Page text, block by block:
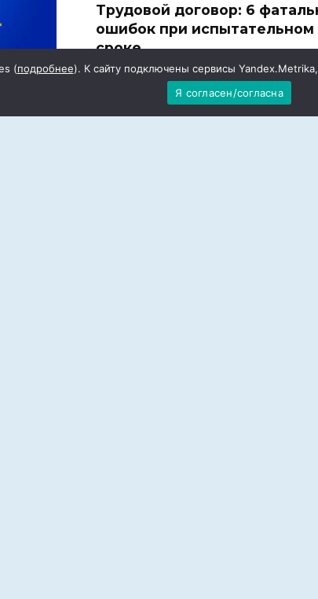
Трудовой договор: 6
ошибок при испытательном
сроке
Испытательный срок — удобный
инструмент для работодателя.
(подробнее). К сайту подключены сервисы
Я согласен/согласна